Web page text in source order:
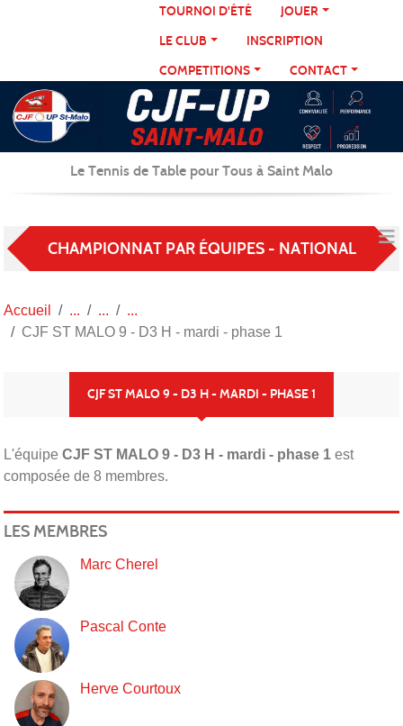
TOURNOI D'ÉTÉ
JOUER
LE CLUB
INSCRIPTION
COMPETITIONS
CONTACT
Le Tennis de Table pour Tous à Saint Malo
CHAMPIONNAT PAR ÉQUIPES - NATIONAL
Accueil
CJF ST MALO 9 - D3 H - mardi - phase 1
CJF ST MALO 9 - D3 H - MARDI - PHASE 1
L'équipe CJF ST MALO 9 - D3 H - mardi - phase 1 est
composée de 8 membres.
LES MEMBRES
Marc Cherel
Pascal Conte
Herve Courtoux
Panneau de gestion des cookies